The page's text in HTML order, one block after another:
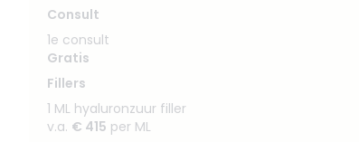
Consult
1e consult
Gratis
Fillers
1 ML hyaluronzuur filler
v.a. € 415 per ML